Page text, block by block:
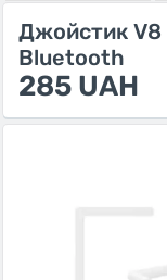
Джойстик V8
Bluetooth
285 UAH